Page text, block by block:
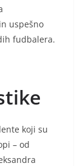
uspešno
fudbalera.
koji su
– od